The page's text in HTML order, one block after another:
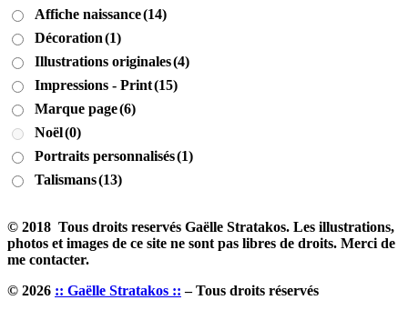
Affiche naissance(14)
Décoration(1)
Illustrations originales(4)
Impressions - Print(15)
Marque page(6)
Noël(0)
Portraits personnalisés(1)
Talismans(13)
© 2018 Tous droits reservés Gaëlle Stratakos. Les illustrations,
photos et images de ce site ne sont pas libres de droits. Merci de
me contacter.
© 2026 :: Gaëlle Stratakos :: – Tous droits réservés